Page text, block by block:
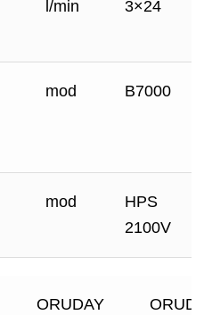
l/min 3×24
mod B7000
mod
HPS
2100V
ORUDAY